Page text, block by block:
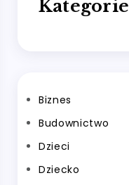
Kategorie
Biznes
Budownictwo
Dzieci
Dziecko